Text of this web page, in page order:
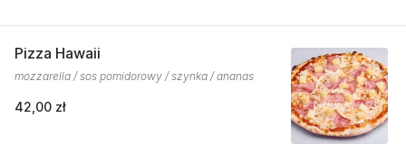
Pizza Hawaii
mozzarella / sos pomidorowy / szynka / ananas
42,00 zł